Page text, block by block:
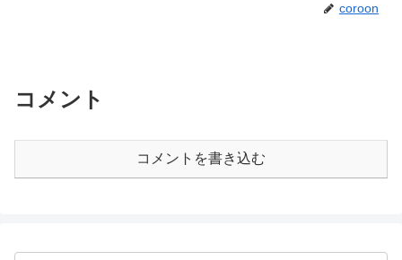
coroon
コメント
コメントを書き込む